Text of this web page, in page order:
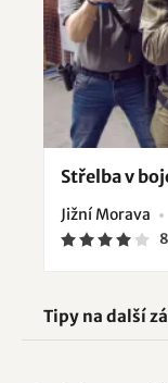
Střelba v
Jižní Morava
Tipy na další